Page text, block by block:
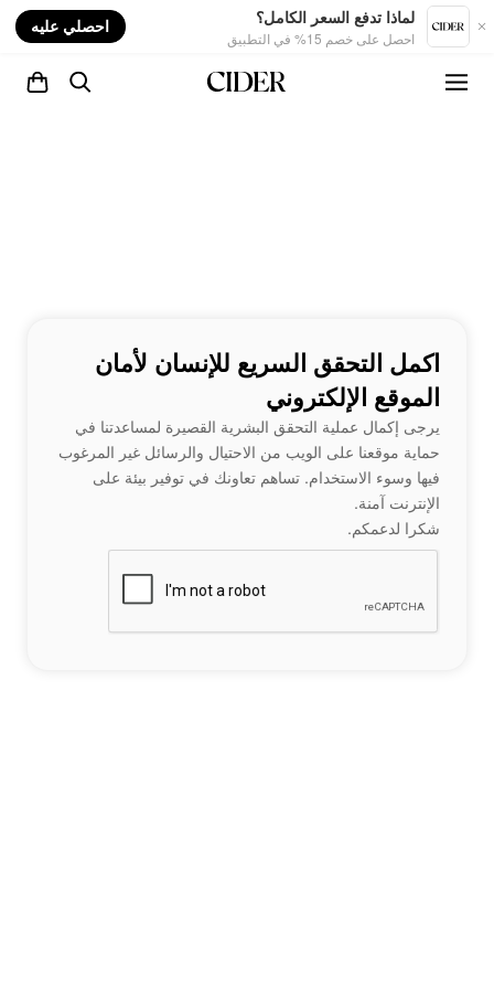
لماذا تدفع السعر الكامل؟
احصل على خصم 15% في التطبيق
احصلي عليه
اكمل التحقق السريع للإنسان لأمان
الموقع الإلكتروني
يرجى إكمال عملية التحقق البشرية القصيرة لمساعدتنا في
حماية موقعنا على الويب من الاحتيال والرسائل غير المرغوب
فيها وسوء الاستخدام. تساهم تعاونك في توفير بيئة على
الإنترنت آمنة.
شكرا لدعمكم.